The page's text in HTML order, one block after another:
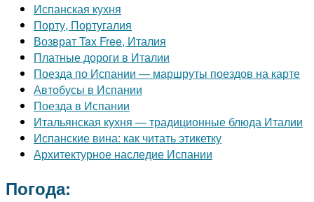
Испанская кухня
Порту, Португалия
Возврат Tax Free, Италия
Платные дороги в Италии
Поезда по Испании — маршруты поездов на карте
Автобусы в Испании
Поезда в Испании
Итальянская кухня — традиционные блюда Италии
Испанские вина: как читать этикетку
Архитектурное наследие Испании
Погода: